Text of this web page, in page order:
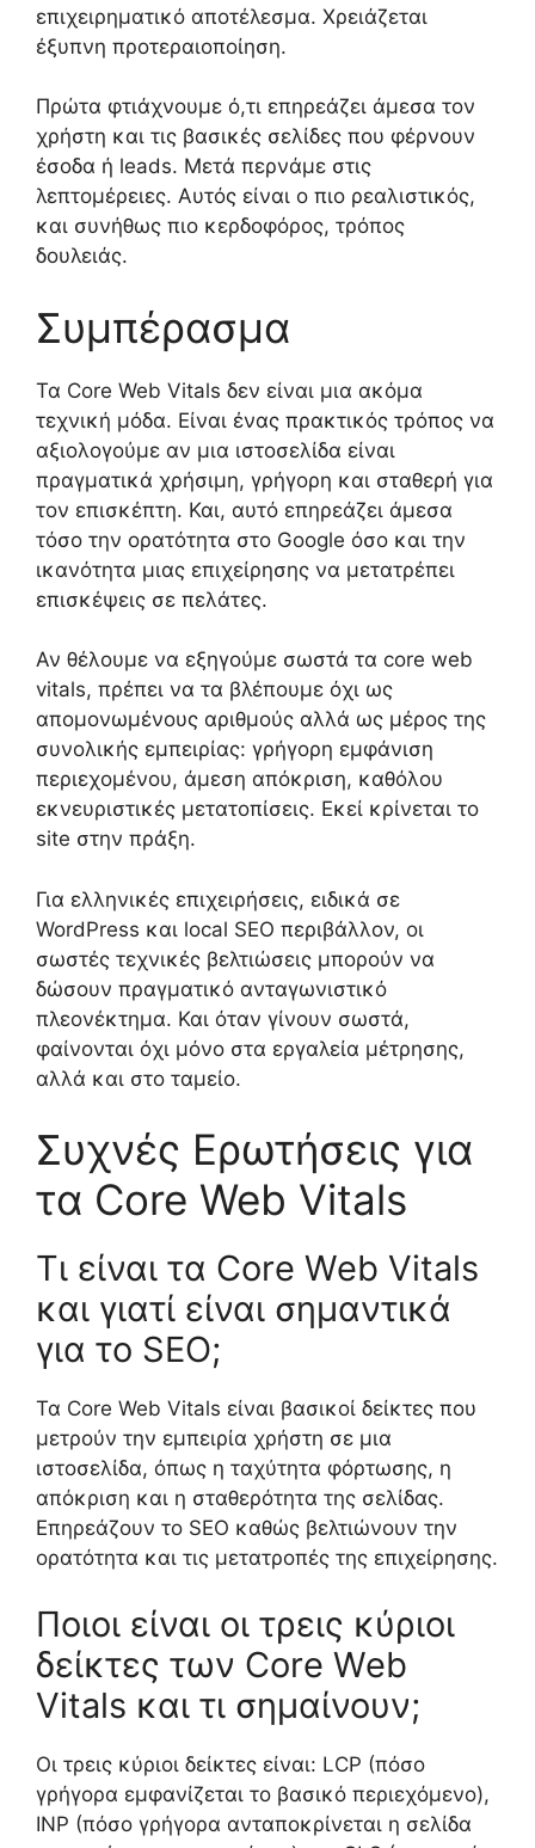
επιχειρηματικό αποτέλεσμα. Χρειάζεται
έξυπνη προτεραιοποίηση.
Πρώτα φτιάχνουμε ό,τι επηρεάζει άμεσα τον
χρήστη και τις βασικές σελίδες που φέρνουν
έσοδα ή leads. Μετά περνάμε στις
λεπτομέρειες. Αυτός είναι ο πιο ρεαλιστικός,
και συνήθως πιο κερδοφόρος, τρόπος
δουλειάς.
Συμπέρασμα
Τα Core Web Vitals δεν είναι μια ακόμα
τεχνική μόδα. Είναι ένας πρακτικός τρόπος να
αξιολογούμε αν μια ιστοσελίδα είναι
πραγματικά χρήσιμη, γρήγορη και σταθερή για
τον επισκέπτη. Και, αυτό επηρεάζει άμεσα
τόσο την ορατότητα στο Google όσο και την
ικανότητα μιας επιχείρησης να μετατρέπει
επισκέψεις σε πελάτες.
Αν θέλουμε να εξηγούμε σωστά τα core web
vitals, πρέπει να τα βλέπουμε όχι ως
απομονωμένους αριθμούς αλλά ως μέρος της
συνολικής εμπειρίας: γρήγορη εμφάνιση
περιεχομένου, άμεση απόκριση, καθόλου
εκνευριστικές μετατοπίσεις. Εκεί κρίνεται το
site στην πράξη.
Για ελληνικές επιχειρήσεις, ειδικά σε
WordPress και local SEO περιβάλλον, οι
σωστές τεχνικές βελτιώσεις μπορούν να
δώσουν πραγματικό ανταγωνιστικό
πλεονέκτημα. Και όταν γίνουν σωστά,
φαίνονται όχι μόνο στα εργαλεία μέτρησης,
αλλά και στο ταμείο.
Συχνές Ερωτήσεις για
τα Core Web Vitals
Τι είναι τα Core Web Vitals
και γιατί είναι σημαντικά
για το SEO;
Τα Core Web Vitals είναι βασικοί δείκτες που
μετρούν την εμπειρία χρήστη σε μια
ιστοσελίδα, όπως η ταχύτητα φόρτωσης, η
απόκριση και η σταθερότητα της σελίδας.
Επηρεάζουν το SEO καθώς βελτιώνουν την
ορατότητα και τις μετατροπές της επιχείρησης.
Ποιοι είναι οι τρεις κύριοι
δείκτες των Core Web
Vitals και τι σημαίνουν;
Οι τρεις κύριοι δείκτες είναι: LCP (πόσο
γρήγορα εμφανίζεται το βασικό περιεχόμενο),
INP (πόσο γρήγορα ανταποκρίνεται η σελίδα